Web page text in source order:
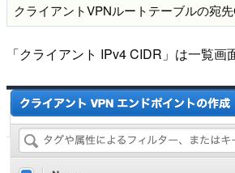
クライアントVPNルートテーブルの宛
「クライアント IPv4 CIDR」は一覧